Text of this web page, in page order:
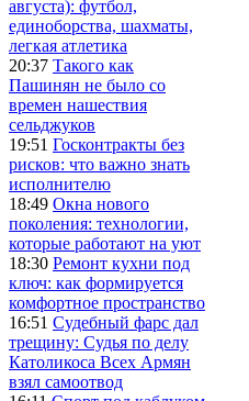
августа): футбол,
единоборства, шахматы,
легкая атлетика
20:37 Такого как
Пашинян не было со
времен нашествия
сельджуков
19:51 Госконтракты без
рисков: что важно знать
исполнителю
18:49 Окна нового
поколения: технологии,
которые работают на уют
18:30 Ремонт кухни под
ключ: как формируется
комфортное пространство
16:51 Судебный фарс дал
трещину: Судья по делу
Католикоса Всех Армян
взял самоотвод